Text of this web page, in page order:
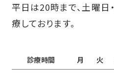
平日は20時まで、土曜日
療しております。
診療時間 月 火